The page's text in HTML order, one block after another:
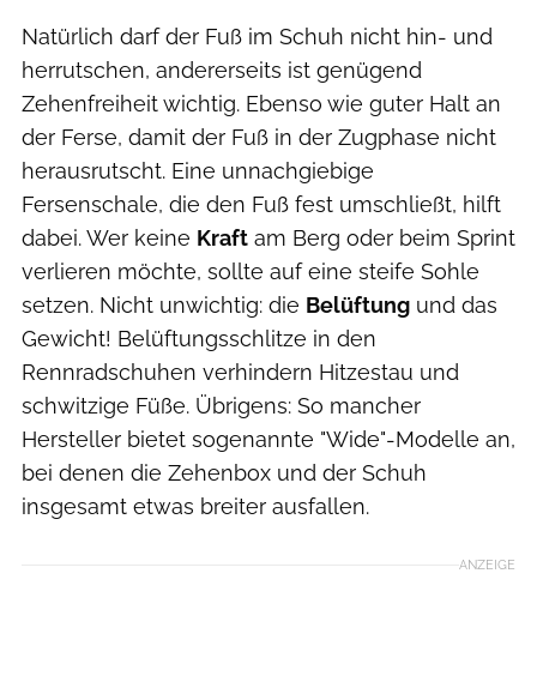
Natürlich darf der Fuß im Schuh nicht hin- und
herrutschen, andererseits ist genügend
Zehenfreiheit wichtig. Ebenso wie guter Halt an
der Ferse, damit der Fuß in der Zugphase nicht
herausrutscht. Eine unnachgiebige
Fersenschale, die den Fuß fest umschließt, hilft
dabei. Wer keine Kraft am Berg oder beim Sprint
verlieren möchte, sollte auf eine steife Sohle
setzen. Nicht unwichtig: die Belüftung und das
Gewicht! Belüftungsschlitze in den
Rennradschuhen verhindern Hitzestau und
schwitzige Füße. Übrigens: So mancher
Hersteller bietet sogenannte "Wide"-Modelle an,
bei denen die Zehenbox und der Schuh
insgesamt etwas breiter ausfallen.
ANZEIGE